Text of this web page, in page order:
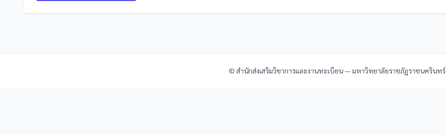
© สำนักส่งเสริมวิชาการและงานทะเบียน — มหาวิทยาลัยราชภัฏราชนครินทร์